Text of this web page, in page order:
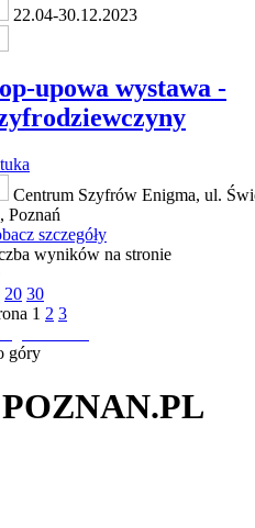
22.04-30.12.2023
upowa wystawa -
Centrum Szyfrów Enigma, ul.
Poznań
szczegóły
wyników na stronie
20 30
1 2 3
góry